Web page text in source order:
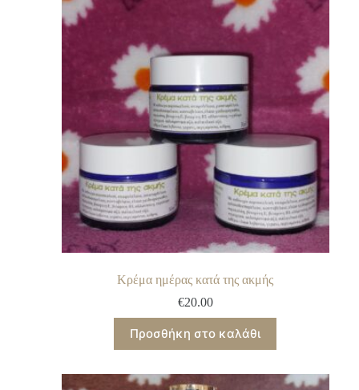
Κρέμα ημέρας κατά της ακμής
€20.00
Προσθήκη στο καλάθι